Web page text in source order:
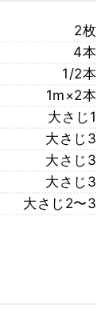
2枚
4本
1/2本
1m×2本
大さじ1
大さじ3
大さじ3
大さじ3
大さじ2〜3